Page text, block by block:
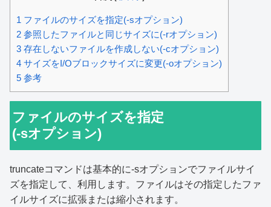
1 ファイルのサイズを指定(-sオプション)
2 参照したファイルと同じサイズに(-rオプション)
3 存在しないファイルを作成しない(-cオプション)
4 サイズをI/Oブロックサイズに変更(-oオプション)
5 参考
ファイルのサイズを指定
(-sオプション)
truncateコマンドは基本的に-sオプションでファイルサイ
ズを指定して、利用します。ファイルはその指定したファ
イルサイズに拡張または縮小されます。